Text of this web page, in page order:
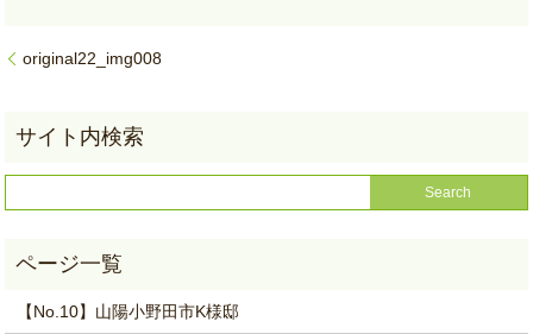
original22_img008
【No.10】山陽小野田市K様邸